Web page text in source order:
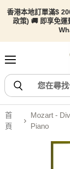
香港本地訂單滿$
政策) 🚚 即享免運
首
頁
Mozart -
Piano